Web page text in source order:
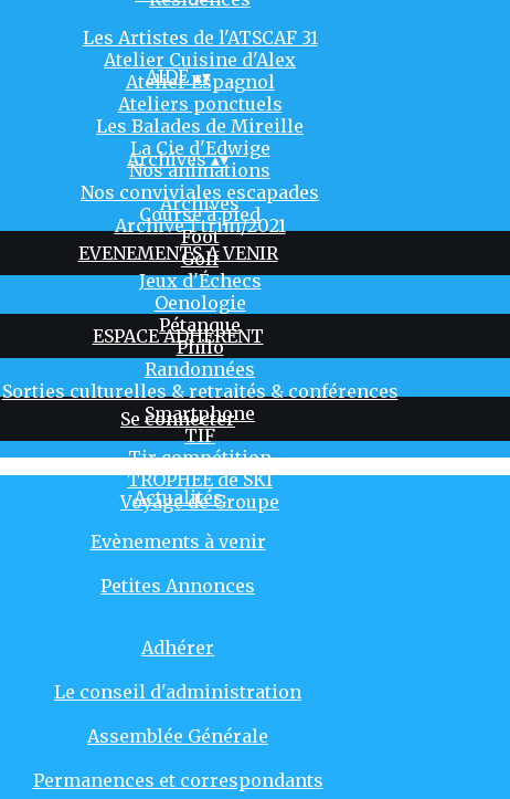
Les Artistes de l'ATSCAF 31
Atelier Cuisine d'Alex
Atelier Espagnol
Ateliers ponctuels
Les Balades de Mireille
La Cie d'Edwige
Nos animations
Nos conviviales escapades
Course à pied
Foot
Golf
Jeux d'Échecs
Oenologie
Pétanque
Philo
Randonnées
Sorties culturelles & retraités & conférences
Smartphone
TIF
Tir compétition
TROPHÉE de SKI
Voyage de Groupe
AIDE▴▾
Archives▴▾
Archives
Archive 1 trim/2021
EVENEMENTS A VENIR
ESPACE ADHERENT
Se connecter
Actualités
Evènements à venir
Petites Annonces
Adhérer
Le conseil d'administration
Assemblée Générale
Permanences et correspondants